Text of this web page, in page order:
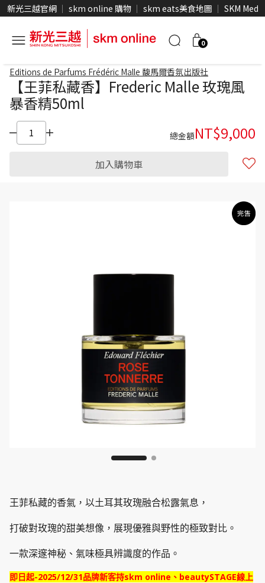
新光三越官網 skm online 購物 skm eats美食地圖 SKM Media
0
Editions de Parfums Frédéric Malle 馥馬爾香氛出版社
【王菲私藏香】Frederic Malle 玫瑰風
暴香精50ml
總金額NT$9,000
加入購物車
王菲私藏的香氣，以土耳其玫瑰融合松露氣息，
打破對玫瑰的甜美想像，展現優雅與野性的極致對比。
一款深邃神秘、氣味極具辨識度的作品。
即日起-2025/12/31品牌新客持skm online 、 beautySTAGE線上